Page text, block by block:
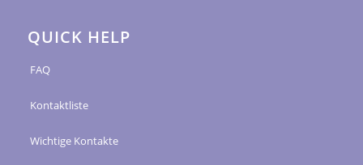
QUICK HELP
FAQ
Kontaktliste
Wichtige Kontakte